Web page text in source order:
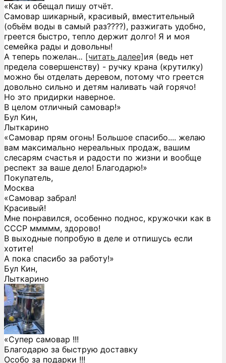
«Как и обещал пишу отчёт.
Самовар шикарный, красивый, вместительный
(объём воды в самый раз????), разжигать удобно,
греется быстро, тепло держит долго! Я и моя
семейка рады и довольны!
А теперь пожелан... [читать далее]ия (ведь нет
предела совершенству) - ручку крана (крутилку)
можно бы отделать деревом, потому что греется
довольно сильно и детям наливать чай горячо!
Но это придирки наверное.
В целом отличный самовар!»
Бул Кин,
Лыткарино
«Самовар прям огонь! Большое спасибо.... желаю
вам максимально нереальных продаж, вашим
слесарям счастья и радости по жизни и вообще
респект за ваше дело! Благодарю!»
Покупатель,
Москва
«Самовар забрал!
Красивый!
Мне понравился, особенно поднос, кружочки как в
СССР ммммм, здорово!
В выходные попробую в деле и отпишусь если
хотите!
А пока спасибо за работу!»
Бул Кин,
Лыткарино
«Супер самовар !!!
Благодарю за быструю доставку
Особо за подарки !!!